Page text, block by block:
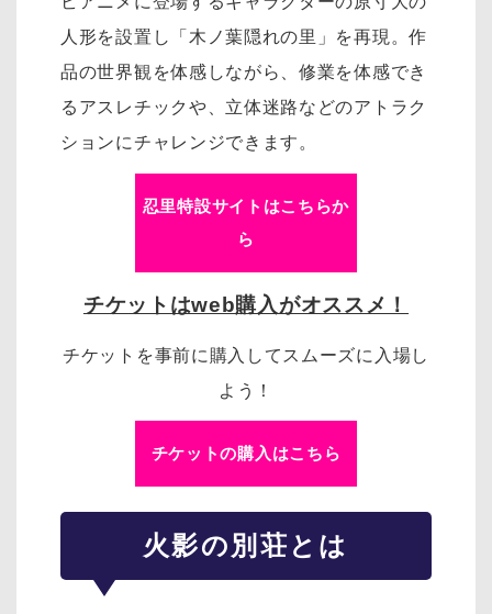
人形を設置し「木ノ葉隠れの里」を再現。作
品の世界観を体感しながら、修業を体感でき
るアスレチックや、立体迷路などのアトラク
ションにチャレンジできます。
忍里特設サイトはこちらか
ら
チケットはweb購入がオススメ！
チケットを事前に購入してスムーズに入場し
よう！
チケットの購入はこちら
火影の別荘とは